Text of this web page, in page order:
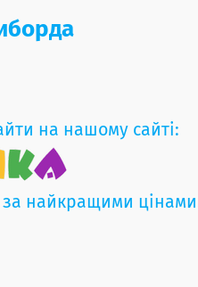
на нашому сайті:
найкращими